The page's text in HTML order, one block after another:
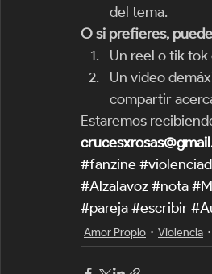
del tema.
O si prefieres,
Un reel o tik tok
Un video
compartir
Estaremos
#fanzine
#Alzalavoz#nota
#pareja#escribir
Amor Propio Violencia